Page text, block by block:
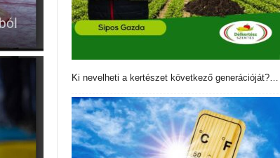
Ki nevelheti a kertészet következő generációját?…